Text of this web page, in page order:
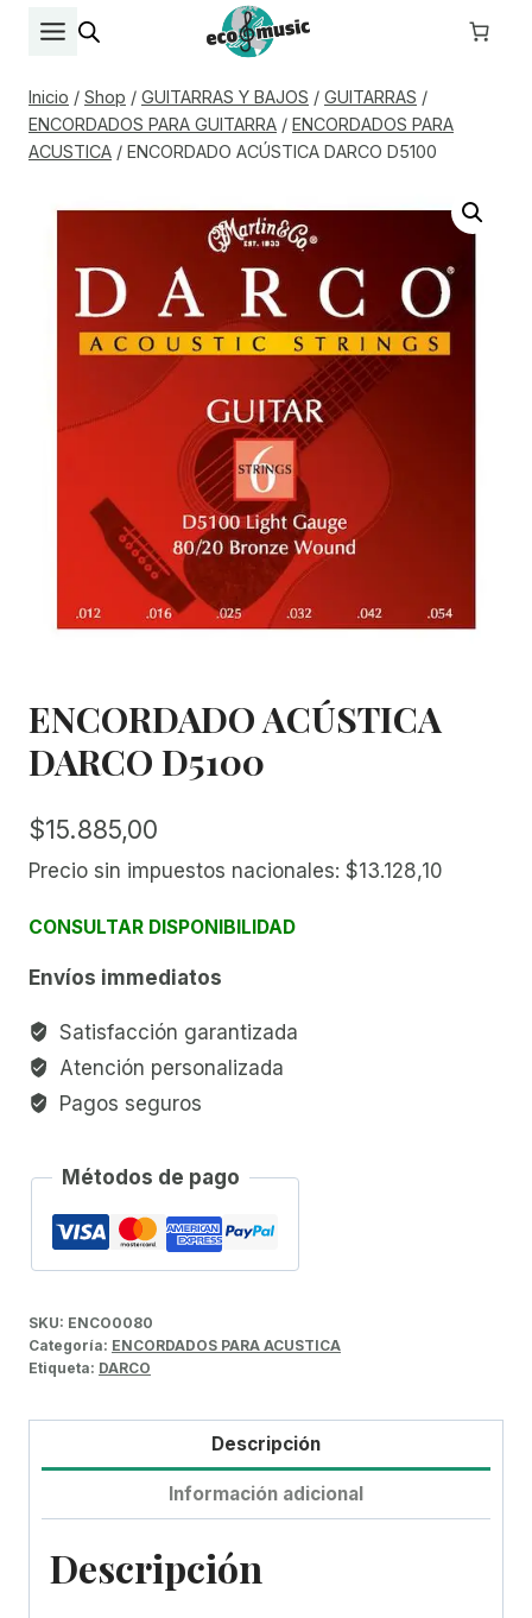
Inicio / Shop / GUITARRAS Y BAJOS / GUITARRAS /
ENCORDADOS PARA GUITARRA / ENCORDADOS PARA
ACUSTICA / ENCORDADO ACÚSTICA DARCO D5100
ENCORDADO ACÚSTICA
DARCO D5100
$15.885,00
Precio sin impuestos nacionales: $13.128,10
CONSULTAR DISPONIBILIDAD
Envíos immediatos
Satisfacción garantizada
Atención personalizada
Pagos seguros
Métodos de pago
SKU: ENCO0080
Categoría: ENCORDADOS PARA ACUSTICA
Etiqueta: DARCO
Descripción
Información adicional
Descripción